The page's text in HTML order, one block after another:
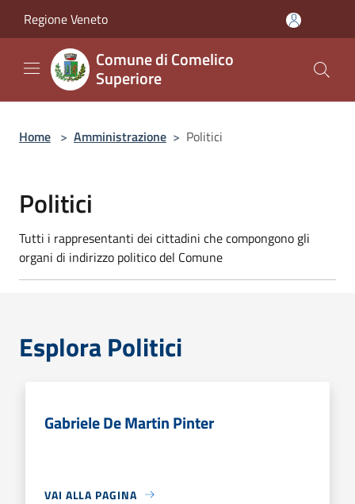
Regione Veneto
Comune di Comelico
Superiore
Home > Amministrazione > Politici
Politici
Tutti i rappresentanti dei cittadini che compongono gli
organi di indirizzo politico del Comune
Esplora Politici
Gabriele De Martin Pinter
VAI ALLA PAGINA